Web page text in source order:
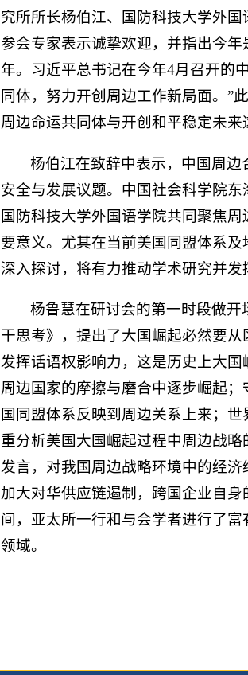
究所所长杨伯江、国防科技大学外
参会专家表示诚挚欢迎，并指出今
年。习近平总书记在今年4月召开的
同体，努力开创周边工作新局面。”
周边命运共同体与开创和平稳定未来
杨伯江在致辞中表示，中国周
安全与发展议题。中国社会科学院东
国防科技大学外国语学院共同聚焦
要意义。尤其在当前美国同盟体系
深入探讨，将有力推动学术研究并发
杨鲁慧在研讨会的第一时段做
干思考》，提出了大国崛起必然要
发挥话语权影响力，这是历史上大
周边国家的摩擦与磨合中逐步崛起
国同盟体系反映到周边关系上来；
重分析美国大国崛起过程中周边战
发言，对我国周边战略环境中的经
加大对华供应链遏制，跨国企业自
间，亚太所一行和与会学者进行了
领域。